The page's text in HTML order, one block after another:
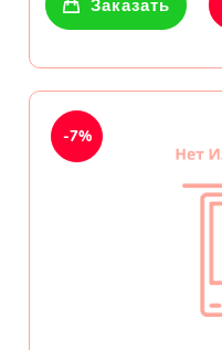
Заказать
-7%